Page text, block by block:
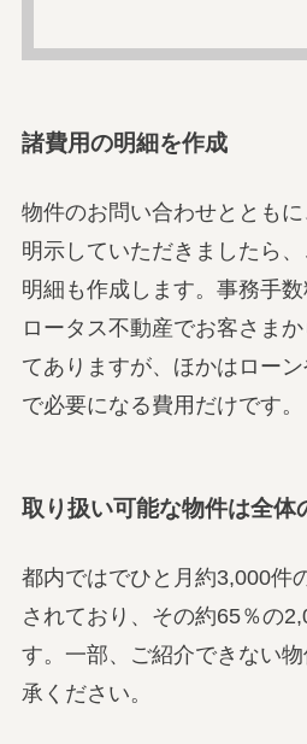
諸費用の明細を作成
物件のお問い合わせととも
明示していただきましたら
明細も作成します。事務手
ロータス不動産でお客さま
てありますが、ほかはロー
で必要になる費用だけです。
取り扱い可能な物件は全体
都内ではでひと月約3,000件
されており、その約65％の
す。一部、ご紹介できない
承ください。